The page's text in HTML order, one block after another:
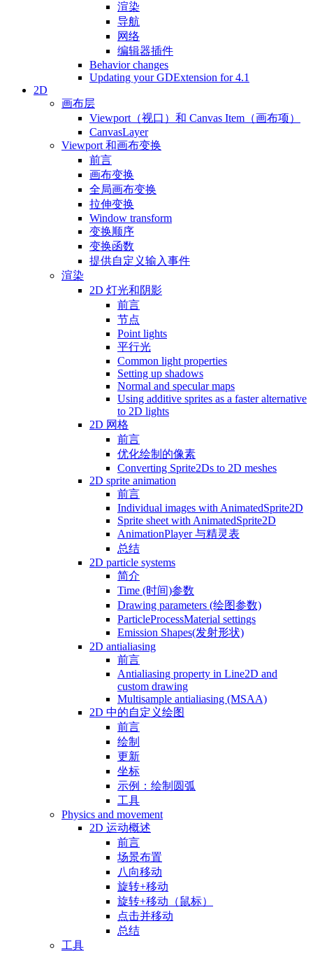
渲染
导航
网络
编辑器插件
Behavior changes
Updating your GDExtension for 4.1
2D
画布层
Viewport（视口）和 Canvas Item（画布项）
CanvasLayer
Viewport 和画布变换
前言
画布变换
全局画布变换
拉伸变换
Window transform
变换顺序
变换函数
提供自定义输入事件
渲染
2D 灯光和阴影
前言
节点
Point lights
平行光
Common light properties
Setting up shadows
Normal and specular maps
Using additive sprites as a faster alternative
to 2D lights
2D 网格
前言
优化绘制的像素
Converting Sprite2Ds to 2D meshes
2D sprite animation
前言
Individual images with AnimatedSprite2D
Sprite sheet with AnimatedSprite2D
AnimationPlayer 与精灵表
总结
2D particle systems
简介
Time (时间)参数
Drawing parameters (绘图参数)
ParticleProcessMaterial settings
Emission Shapes(发射形状)
2D antialiasing
前言
Antialiasing property in Line2D and
custom drawing
Multisample antialiasing (MSAA)
2D 中的自定义绘图
前言
绘制
更新
坐标
示例：绘制圆弧
工具
Physics and movement
2D 运动概述
前言
场景布置
八向移动
旋转+移动
旋转+移动（鼠标）
点击并移动
总结
工具